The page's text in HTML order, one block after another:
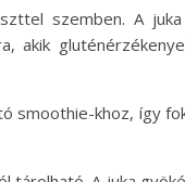
szemben. A
akik
smoothie-khoz, így